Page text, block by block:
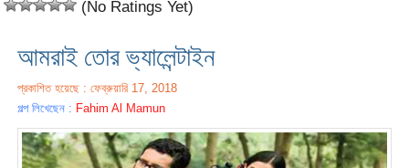
(No Ratings Yet)
আমরাই তোর ভ্যালেন্টাইন
প্রকাশিত হয়েছে : ফেব্রুয়ারি 17, 2018
গল্প লিখেছেন : Fahim Al Mamun